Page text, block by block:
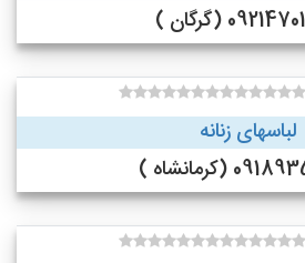
(گرگان )
لباسهای زنانه
(کرمانشاه )